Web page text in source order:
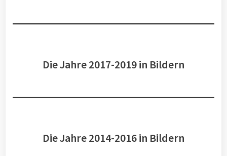
Die Jahre 2017-2019 in Bildern
Die Jahre 2014-2016 in Bildern